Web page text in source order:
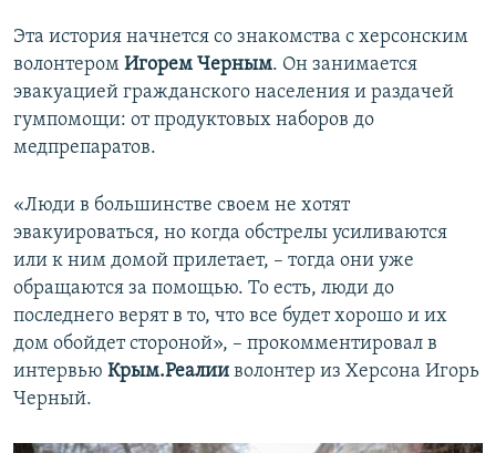
Эта история начнется со знакомства с херсонским
волонтером Игорем Черным. Он занимается
эвакуацией гражданского населения и раздачей
гумпомощи: от продуктовых наборов до
медпрепаратов.
«Люди в большинстве своем не хотят
эвакуироваться, но когда обстрелы усиливаются
или к ним домой прилетает, – тогда они уже
обращаются за помощью. То есть, люди до
последнего верят в то, что все будет хорошо и их
дом обойдет стороной», – прокомментировал в
интервью Крым.Реалии волонтер из Херсона Игорь
Черный.